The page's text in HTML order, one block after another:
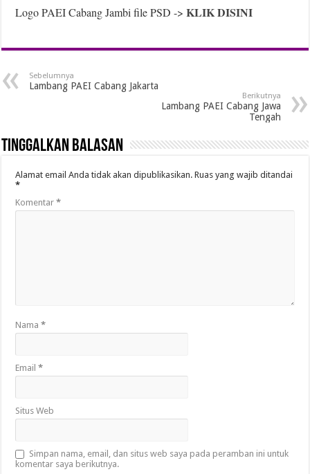
Logo PAEI Cabang Jambi file PSD ->KLIK DISINI
Sebelumnya
Lambang PAEI Cabang Jakarta
Berikutnya
Lambang PAEI Cabang Jawa
Tengah
Tinggalkan Balasan
Alamat email Anda tidak akan dipublikasikan. Ruas yang wajib ditandai
*
Komentar*
Nama*
Email*
Situs Web
Simpan nama, email, dan situs web saya pada peramban ini untuk
komentar saya berikutnya.